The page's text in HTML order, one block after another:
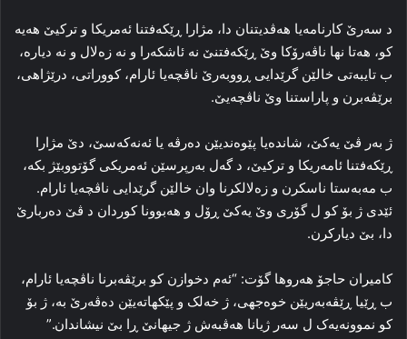
د سه‌رێ کارنامه‌یا هه‌ڤدیتنان دا، مژارا ڕێکه‌فتنا ئه‌مریکا و ترکیێ ھەیە
کو، هه‌تا نها ناڤه‌رۆکا وێ ڕێکه‌فتنێ نە ئاشكەرا و نە زه‌لال و نه‌ دیاره‌،
ب تایبه‌تی خالێن گرێدایی ڕووبه‌رێ ناڤچه‌یا ئارام، کووراتی، درێژاهی،
برێڤه‌برن و پاراستنا وێ ناڤچه‌یێ.
ژ به‌ر ڤێ یەكێ، شاندەیا پێوه‌ندیێن ده‌رڤه‌ یا ئه‌نەکەسێ، دێ مژارا
ڕێکه‌فتنا ئامه‌ریکا و ترکیێ، د گه‌ل به‌رپرسێن ئه‌مریکی گۆتووبێژ بکە،
ب مه‌به‌ستا ناسکرن و زه‌لالکرنا وان خالێن گرێدایی ناڤچه‌یا ئارام.
ئێدی ژ بۆ کو ل گۆری وێ یه‌کێ ڕۆل و هه‌بوونا کوردان د ڤێ ده‌ربارێ
دا، بێ دیارکرن.
کامیران حاجۆ هه‌روها گۆت: “ئه‌م دخوازن کو برێڤه‌برنا ناڤچه‌یا ئارام،
ب ڕێیا ڕێڤه‌به‌ریێن خوه‌جهی، ژ خه‌لک و پێکهاته‌یێن ده‌ڤه‌رێ به‌، ژ بۆ
کو نموونه‌یه‌ک ل سه‌ر ژیانا هه‌ڤبه‌ش ژ جیهانێ ڕا بێ نیشاندان.”